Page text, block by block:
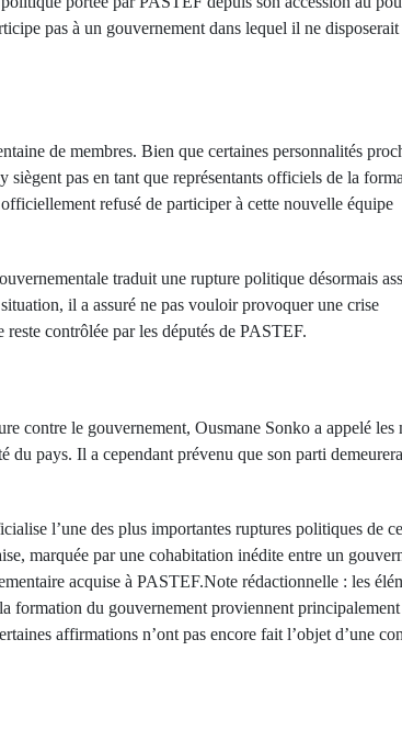
pas à un gouvernement dans lequel il ne disposerait
de membres. Bien que certaines personnalités
pas en tant que représentants officiels de la
refusé de participer à cette nouvelle équipe
traduit une rupture politique désormais
il a assuré ne pas vouloir provoquer une crise
contrôlée par les députés de PASTEF.
contre le gouvernement, Ousmane Sonko a appelé les
du pays. Il a cependant prévenu que son parti
l’une des plus importantes ruptures politiques de
marquée par une cohabitation inédite entre un
acquise à PASTEF.Note rédactionnelle : les
formation du gouvernement proviennent principalement
affirmations n’ont pas encore fait l’objet d’une